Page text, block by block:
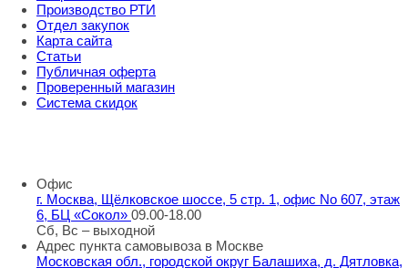
Производство РТИ
Отдел закупок
Карта сайта
Статьи
Публичная оферта
Проверенный магазин
Система скидок
Офис
г. Москва, Щёлковское шоссе, 5 стр. 1, офис No 607, этаж
6, БЦ «Сокол» 09.00-18.00
Сб, Вс – выходной
Адрес пункта самовывоза в Москве
Московская обл., городской округ Балашиха, д. Дятловка,